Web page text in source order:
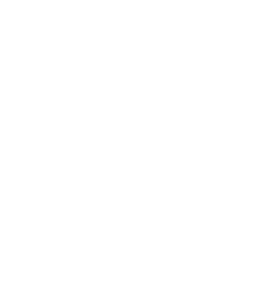
Sections